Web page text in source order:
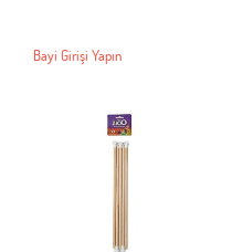
Bayi Girişi Yapın